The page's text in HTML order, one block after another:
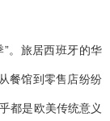
。旅居西班牙的华
餐馆到零售店纷纷
都是欧美传统意义